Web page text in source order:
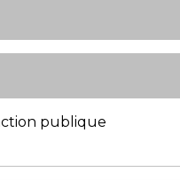
publique